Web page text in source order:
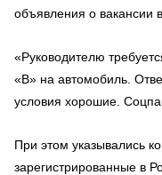
объявления о вакансии
«Руководителю
«В» на автомобиль.
условия хорошие.
При этом указывались
зарегистрированные в